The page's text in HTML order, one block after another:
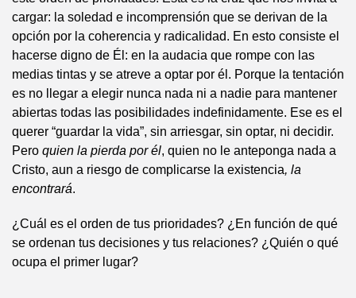
cargar: la soledad e incomprensión que se derivan de la
opción por la coherencia y radicalidad. En esto consiste el
hacerse digno de Él: en la audacia que rompe con las
medias tintas y se atreve a optar por él. Porque la tentación
es no llegar a elegir nunca nada ni a nadie para mantener
abiertas todas las posibilidades indefinidamente. Ese es el
querer “guardar la vida”, sin arriesgar, sin optar, ni decidir.
Pero quien la pierda por él, quien no le anteponga nada a
Cristo, aun a riesgo de complicarse la existencia, la
encontrará.
¿Cuál es el orden de tus prioridades? ¿En función de qué
se ordenan tus decisiones y tus relaciones? ¿Quién o qué
ocupa el primer lugar?